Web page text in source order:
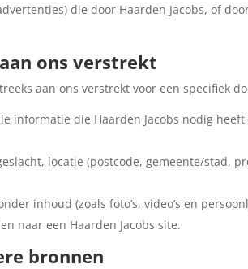
die door Haarden Jacobs, of
ons verstrekt
aan ons verstrekt voor een specifiek
informatie die Haarden Jacobs nodig
locatie (postcode, gemeente/stad,
inhoud (zoals foto’s, video’s en
naar een Haarden Jacobs site.
bronnen